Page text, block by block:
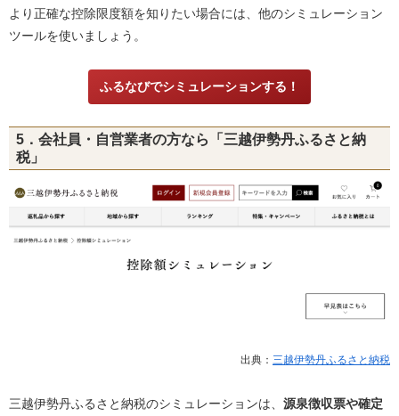
より正確な控除限度額を知りたい場合には、他のシミュレーション
ツールを使いましょう。
ふるなびでシミュレーションする！
5．会社員・自営業者の方なら「三越伊勢丹ふるさと納
税」
出典： 三越伊勢丹ふるさと納税
三越伊勢丹ふるさと納税のシミュレーションは、 源泉徴収票や確定